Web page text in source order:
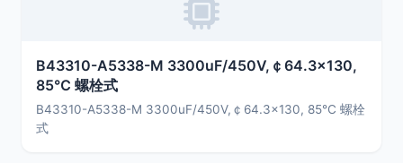
B43310-A5338-M 3300uF/450V,￠64.3×130,
85℃ 螺栓式
B43310-A5338-M 3300uF/450V,￠64.3×130, 85℃ 螺栓
式